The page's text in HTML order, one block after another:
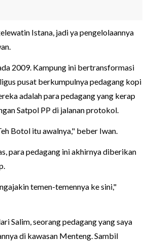
Istana, jadi ya pengelolaannya
2009. Kampung ini bertransformasi
pusat berkumpulnya pedagang kopi
adalah para pedagang yang kerap
Satpol PP di jalanan protokol.
Botol itu awalnya," beber Iwan.
para pedagang ini akhirnya diberikan
temen-temennya ke sini,"
Salim, seorang pedagang yang saya
di kawasan Menteng. Sambil